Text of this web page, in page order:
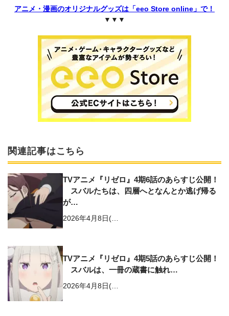
アニメ・漫画のオリジナルグッズは「eeo Store online」で！
▼▼▼
関連記事はこちら
TVアニメ『リゼロ』4期6話のあらすじ公開！
スバルたちは、四層へとなんとか逃げ帰る
が…
2026年4月8日(…
TVアニメ『リゼロ』4期5話のあらすじ公開！
スバルは、一冊の蔵書に触れ…
2026年4月8日(…